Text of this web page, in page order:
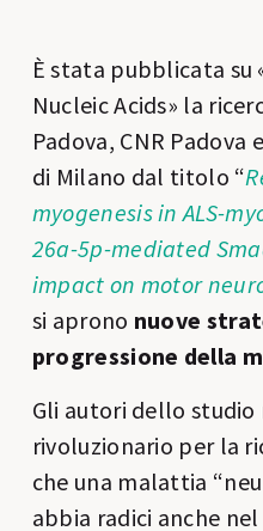
È stata pubblicata su
Nucleic Acids» la
Padova, CNR
di Milano dal titolo “
myogenesis in ALS-
26a-5p-mediated
impact on motor
si aprono nuove
progressione della
Gli autori dello
rivoluzionario per la
che una malattia
abbia radici anche